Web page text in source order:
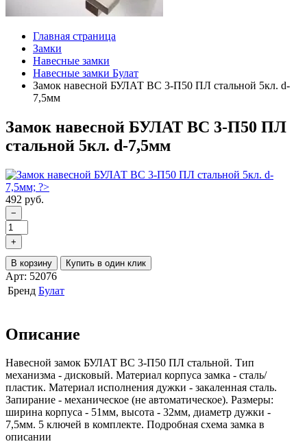
Главная страница
Замки
Навесные замки
Навесные замки Булат
Замок навесной БУЛАТ ВС 3-П50 ПЛ стальной 5кл. d-
7,5мм
Замок навесной БУЛАТ ВС 3-П50 ПЛ
стальной 5кл. d-7,5мм
492 руб.
−
+
В корзину Купить в один клик
Арт: 52076
Бренд Булат
Описание
Навесной замок БУЛАТ ВС 3-П50 ПЛ стальной. Тип
механизма - дисковый. Материал корпуса замка - сталь/
пластик. Материал исполнения дужки - закаленная сталь.
Запирание - механическое (не автоматическое). Размеры:
ширина корпуса - 51мм, высота - 32мм, диаметр дужки -
7,5мм. 5 ключей в комплекте. Подробная схема замка в
описании